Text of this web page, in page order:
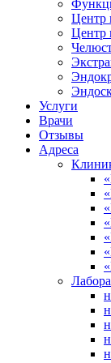
Центр
Центр
Услуги
Врачи
Отзывы
Адреса